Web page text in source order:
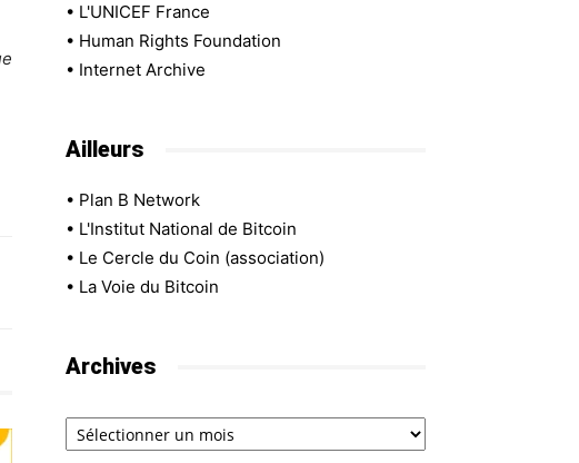
• L'UNICEF France
• Human Rights Foundation
• Internet Archive
Ailleurs
• Plan B Network
• L'Institut National de Bitcoin
• Le Cercle du Coin (association)
• La Voie du Bitcoin
Archives
Archives